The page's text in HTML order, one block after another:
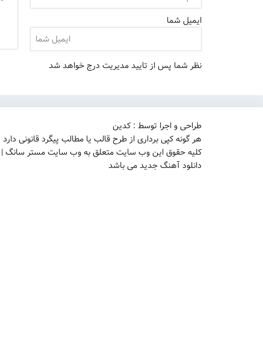
ایمیل شما
نظر شما پس از تایید مدیریت درج خواهد شد
طراحی و اجرا توسط : کدین
هر گونه کپی برداری از طرح قالب یا مطالب پیگرد قانونی دارد
کلیه حقوق این وب سایت متعلق به وب سایت مستر سانگ |
دانلود آهنگ جدید می باشد